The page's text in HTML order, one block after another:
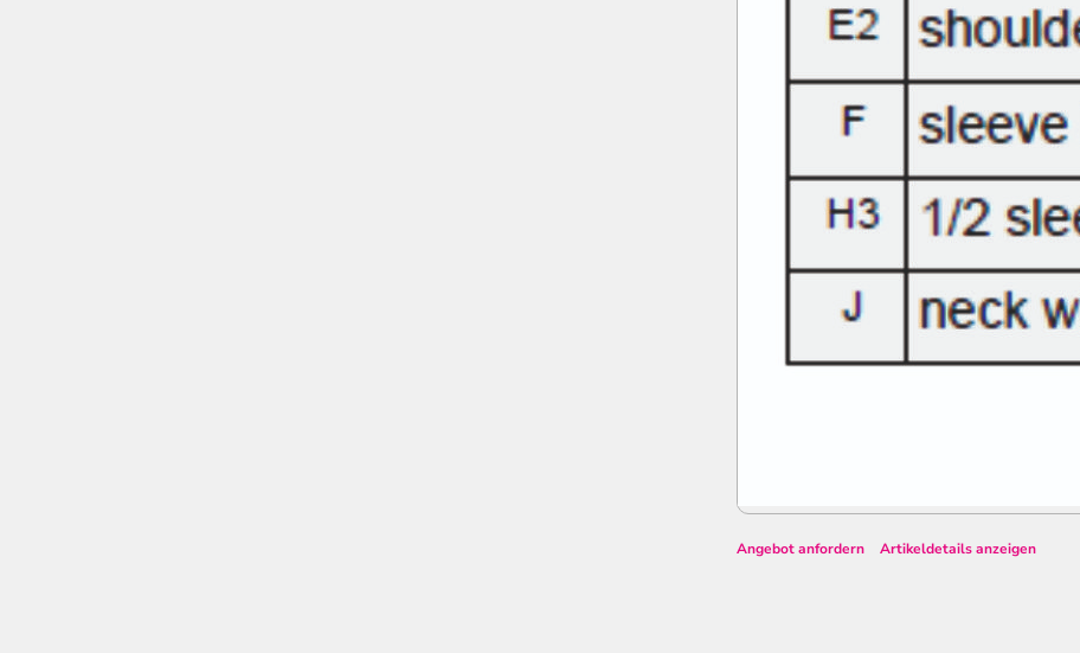
Angebot anfordern Artikeldetails anzeigen